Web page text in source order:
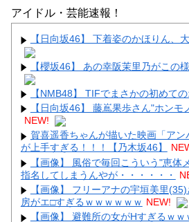
【画像】顔100点、体30点の女ｗｗｗ
Powered by livedoor 相互RSS
アイドル・芸能速報！
【日向坂46】 下着姿のかほりん、
【櫻坂46】 あの幸阪茉里乃がこの
【NMB48】 TIFでまさかの初めて
【日向坂46】 藤嶌果歩さん"ホンモ
NEW!
賀喜遥香ちゃんが描いた映画「アン
が上手すぎる！！！【乃木坂46】
【画像】 風俗で毎回こういう"恵体
指名してしまうんやが・・・・・・
【画像】 フリーアナの宇垣美里
房がエ□すぎるｗｗｗｗｗｗ NEW!
【画像】 避難所の女がHすぎるｗｗ